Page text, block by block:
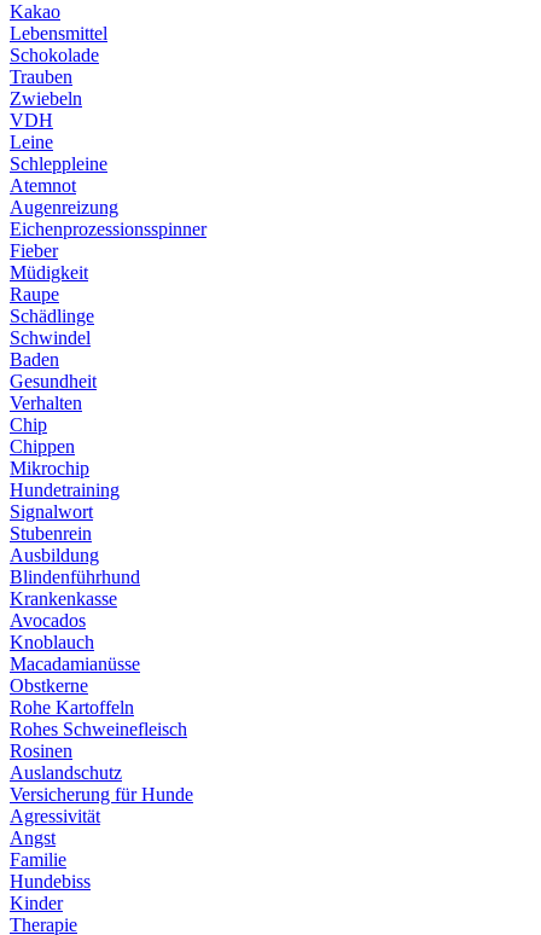
Kakao
Lebensmittel
Schokolade
Trauben
Zwiebeln
VDH
Leine
Schleppleine
Atemnot
Augenreizung
Eichenprozessionsspinner
Fieber
Müdigkeit
Raupe
Schädlinge
Schwindel
Baden
Gesundheit
Verhalten
Chip
Chippen
Mikrochip
Hundetraining
Signalwort
Stubenrein
Ausbildung
Blindenführhund
Krankenkasse
Avocados
Knoblauch
Macadamianüsse
Obstkerne
Rohe Kartoffeln
Rohes Schweinefleisch
Rosinen
Auslandschutz
Versicherung für Hunde
Agressivität
Angst
Familie
Hundebiss
Kinder
Therapie